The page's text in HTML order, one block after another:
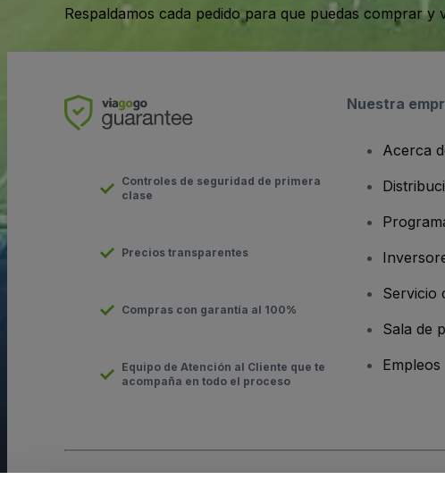
Respaldamos cada pedido para que puedas comprar
Controles de seguridad de primera
clase
Precios transparentes
Compras con garantía al 100%
Equipo de Atención al Cliente que te
acompaña en todo el proceso
Nuestra
Acerca
Servicio
Sala de
Empleos